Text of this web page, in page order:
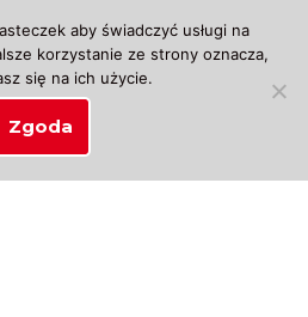
aby świadczyć usługi na
korzystanie ze strony oznacza,
się na ich użycie.
Zgoda